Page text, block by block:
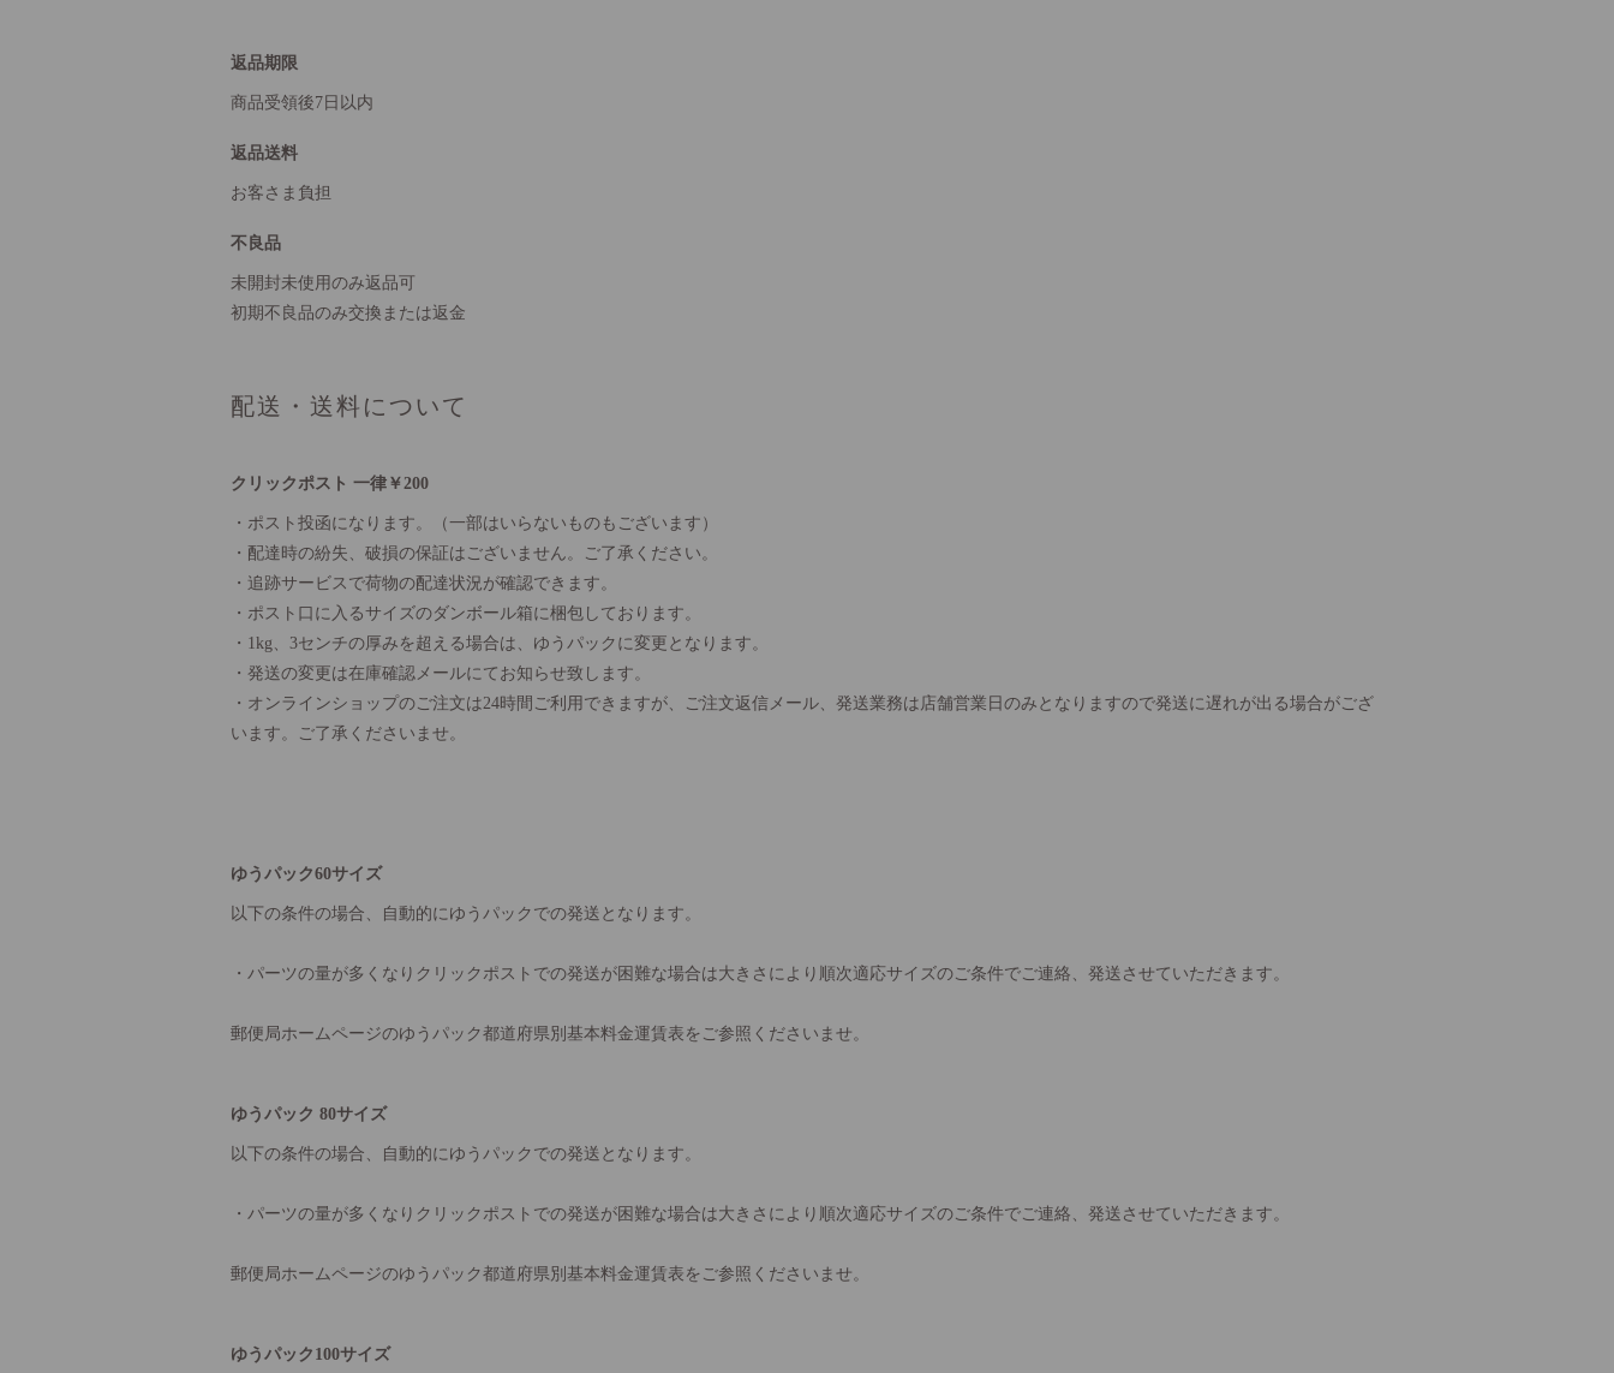
返品期限
商品受領後7日以内
返品送料
お客さま負担
不良品
未開封未使用のみ返品可
初期不良品のみ交換または返金
配送・送料について
クリックポスト 一律￥200
・ポスト投函になります。（一部はいらないものもございます）
・配達時の紛失、破損の保証はございません。ご了承ください。
・追跡サービスで荷物の配達状況が確認できます。
・ポスト口に入るサイズのダンボール箱に梱包しております。
・1kg、3センチの厚みを超える場合は、ゆうパックに変更となります。
・発送の変更は在庫確認メールにてお知らせ致します。
・オンラインショップのご注文は24時間ご利用できますが、ご注文返信メール、発送業務は店舗営業日のみとなりますので発送に遅れが出る場合がござ
います。ご了承くださいませ。
ゆうパック60サイズ
以下の条件の場合、自動的にゆうパックでの発送となります。
・パーツの量が多くなりクリックポストでの発送が困難な場合は大きさにより順次適応サイズのご条件でご連絡、発送させていただきます。
郵便局ホームページのゆうパック都道府県別基本料金運賃表をご参照くださいませ。
ゆうパック 80サイズ
以下の条件の場合、自動的にゆうパックでの発送となります。
・パーツの量が多くなりクリックポストでの発送が困難な場合は大きさにより順次適応サイズのご条件でご連絡、発送させていただきます。
郵便局ホームページのゆうパック都道府県別基本料金運賃表をご参照くださいませ。
ゆうパック100サイズ